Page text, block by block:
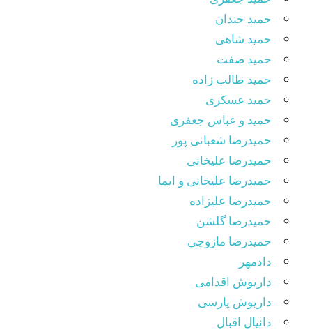
حمید خندان
حمید شاهی
حمید صفت
حمید طالب زاده
حمید عسکری
حمید و عباس جعفری
حمیدرضا شعبانی پور
حمیدرضا علیخانی
حمیدرضا علیخانی و ایما
حمیدرضا علیزاده
حمیدرضا گلشن
حمیدرضا مازوچی
دادمهر
داریوش اقدامی
داریوش پارسی
دانیال اقبال